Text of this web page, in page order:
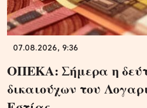
07.08.2026, 9:36
ΟΠΕΚΑ: Σήμερα η
δικαιούχων του